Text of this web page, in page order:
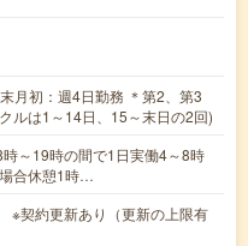
月初：週4日勤務 ＊第2、第3
ルは1～14日、15～末日の2回)
～19時の間で1日実働4～8時
合休憩1時…
契約更新あり（更新の上限有